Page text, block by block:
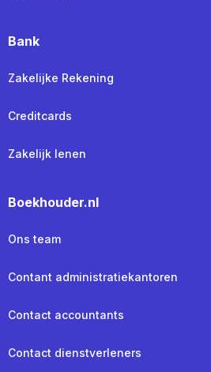
Bank
Zakelijke Rekening
Creditcards
Zakelijk lenen
Boekhouder.nl
Ons team
Contant administratiekantoren
Contact accountants
Contact dienstverleners